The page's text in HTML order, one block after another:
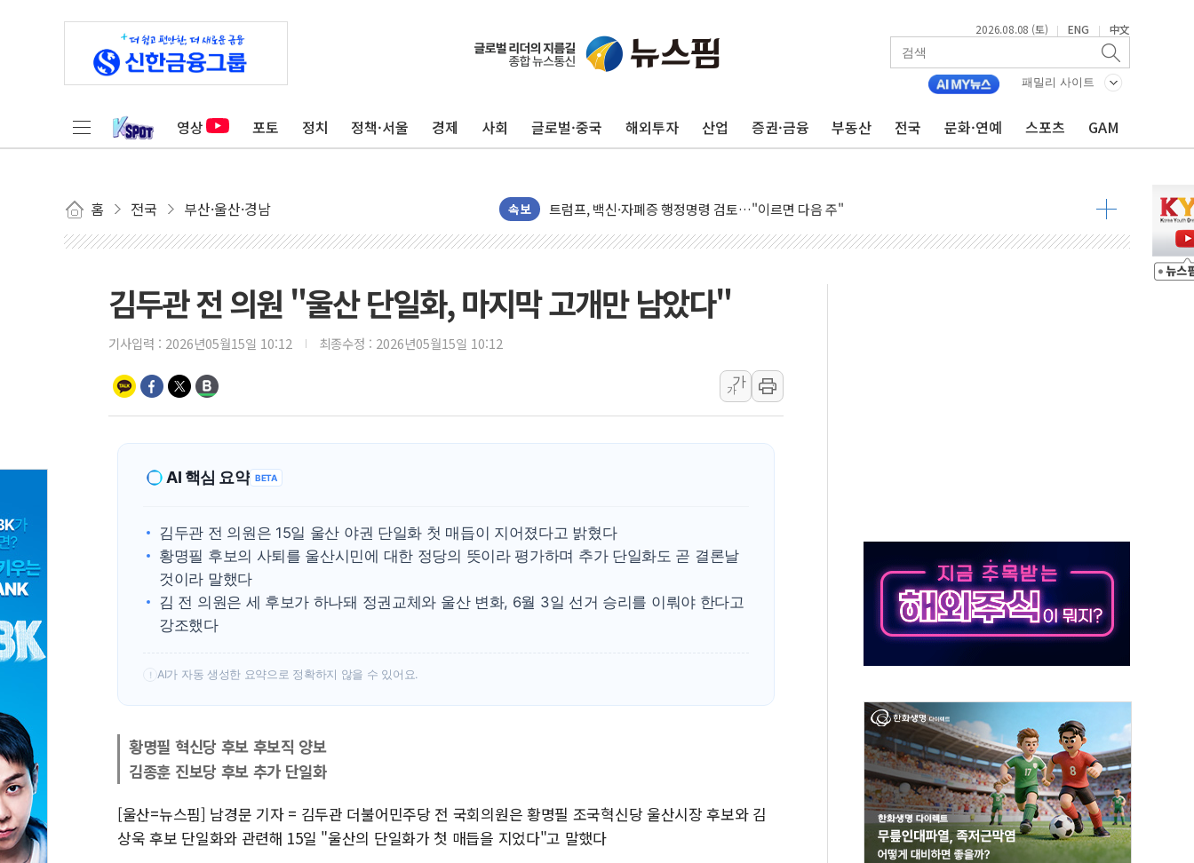
2026.08.08 (토) | ENG | 中文
패밀리 사이트
영상 포토 정치 정책·서울 경제 사회 글로벌·중국 해외투자 산업 증권·금융 부동산 전국 문화·연예 스포츠 GAM
홈 전국 부산·울산·경남 속보
미 연준 매파 기세 꺾이나…고용 감소에 9월 동결 전망 우세
[종합] 이슬람 수니파 3국, '공동방위협정' 체결… 이스라엘·이란 위협에 맞설 자체 억지력 강화
美 항소법원, 백악관 무도회장 공사 중단 명령…트럼프 제동
이란 핵심 원유 수출항 '하르그섬', 최근 1주일 이상 '올스톱'… 美 해상봉쇄 영향
[AI MY 뉴스] 뉴욕 반도체주 프리뷰...美 고용 쇼크에 반도체주 '활짝'
뉴욕증시 프리뷰, 美 고용 쇼크에 금리 인상 우려 후퇴…나스닥 선물 1%대 상승
[사진] 이슬람 수니파 3개국, 공동방위협정 체결
뉴욕증시 개장 전 특징주...아틀라시안·클라우드플레어·태양광주↑ VS 트레이드데스크·웬디스↓
보훈부, 미 DPAA와 MOU… "6·25 미군 실종자 7359명 끝까지 찾겠다"
트럼프 "금리 내려야"…파월 때와 달리 워시엔 톤 낮춰
李 대통령, '6시간 마라톤 부동산 2차 회의' 주재… "전폭적 공급 확대·속도전 총력"
트럼프, 中 겨냥 폴리실리콘 관세 15% 부과…美 태양광주 급등
이란와이어 "이란 최고지도자 위독…곧 사망해도 놀랍지 않아"
남동발전, 해남군에 국내 최대 규모 400MW 태양광 착공…여의도 1.6배 규모
김두관 전 의원 "울산 단일화, 마지막 고개만 남았다"
기사입력 : 2026년05월15일 10:12 최종수정 : 2026년05월15일 10:12
가
가
AI 핵심 요약 BETA
김두관 전 의원은 15일 울산 야권 단일화 첫 매듭이 지어졌다고 밝혔다
황명필 후보의 사퇴를 울산시민에 대한 정당의 뜻이라 평가하며 추가 단일화도 곧 결론날
것이라 말했다
김 전 의원은 세 후보가 하나돼 정권교체와 울산 변화, 6월 3일 선거 승리를 이뤄야 한다고
강조했다
! AI가 자동 생성한 요약으로 정확하지 않을 수 있어요.
황명필 혁신당 후보 후보직 양보
김종훈 진보당 후보 추가 단일화
[울산=뉴스핌] 남경문 기자 = 김두관 더불어민주당 전 국회의원은 황명필 조국혁신당 울산시장 후보와 김
상욱 후보 단일화와 관련해 15일 "울산의 단일화가 첫 매듭을 지었다"고 말했다